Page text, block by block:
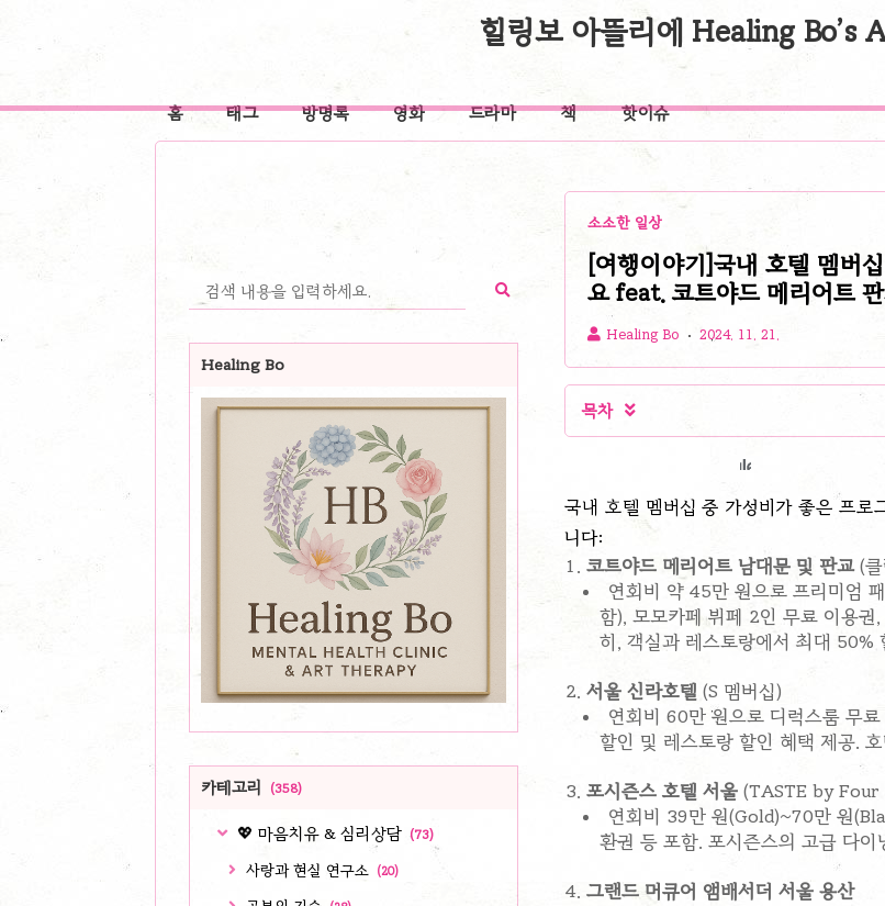
힐링보 아뜰리에 Healing Bo’s
홈 태그 방명록 영화 드라마 책 핫이슈
Healing Bo
카테고리 (358)
💖 마음치유 & 심리상담 (73)
사랑과 현실 연구소 (20)
소소한 일상
[여행이야기]국내 호텔 멤버
요 feat. 코트야드 메리어트
Healing Bo 2024. 11. 21.
목차 
국내 호텔 멤버십 중 가성비가 좋은 프로
니다:
코트야드 메리어트 남대문 및 판교(클
연회비 약 45만 원으로 프리미엄
함), 모모카페 뷔페 2인 무료 이용
히, 객실과 레스토랑에서 최대 50%
서울 신라호텔 (S 멤버십)
연회비 60만 원으로 디럭스룸 무
할인 및 레스토랑 할인 혜택 제공.
포시즌스 호텔 서울 (TASTE by Four
연회비 39만 원(Gold)~70만 원
환권 등 포함. 포시즌스의 고급 다이
그랜드 머큐어 앰배서더 서울 용산